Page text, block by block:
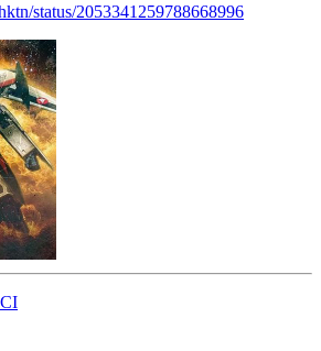
status/2053341259788668996